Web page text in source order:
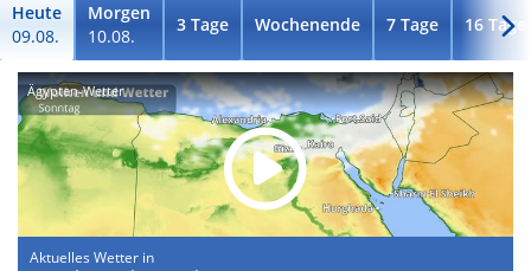
Heute
09.08.
Morgen
10.08.
3 Tage Wochenende 7 Tage 16 Tage
Ägypten-Wetter
Aktuelles Wetter in